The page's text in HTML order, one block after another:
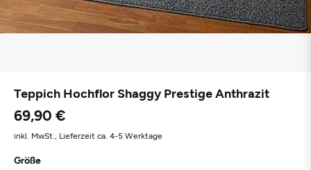
Teppich Hochflor Shaggy Prestige Anthrazit
69,90 €
inkl. MwSt., Lieferzeit ca. 4-5 Werktage
Größe